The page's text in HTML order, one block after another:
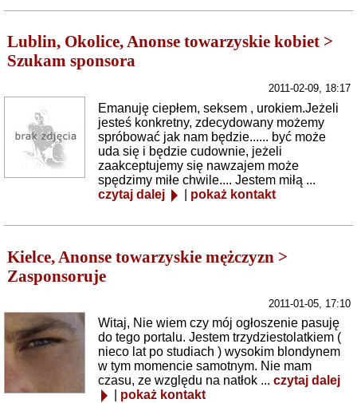
Lublin, Okolice, Anonse towarzyskie kobiet >
Szukam sponsora
2011-02-09, 18:17
Emanuję ciepłem, seksem , urokiem.Jeżeli
jesteś konkretny, zdecydowany możemy
spróbować jak nam będzie...... być może
uda się i będzie cudownie, jeżeli
zaakceptujemy się nawzajem może
spędzimy miłe chwile.... Jestem miłą ...
czytaj dalej
pokaż kontakt
Kielce, Anonse towarzyskie mężczyzn >
Zasponsoruje
2011-01-05, 17:10
Witaj, Nie wiem czy mój ogłoszenie pasuję
do tego portalu. Jestem trzydziestolatkiem (
nieco lat po studiach ) wysokim blondynem
w tym momencie samotnym. Nie mam
czasu, ze względu na natłok ... czytaj dalej
pokaż kontakt